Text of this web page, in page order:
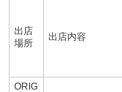
出店
場所
出店内容
ORIG